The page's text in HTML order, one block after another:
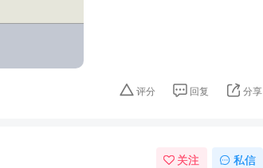
评分 回复 分享
关注 私信